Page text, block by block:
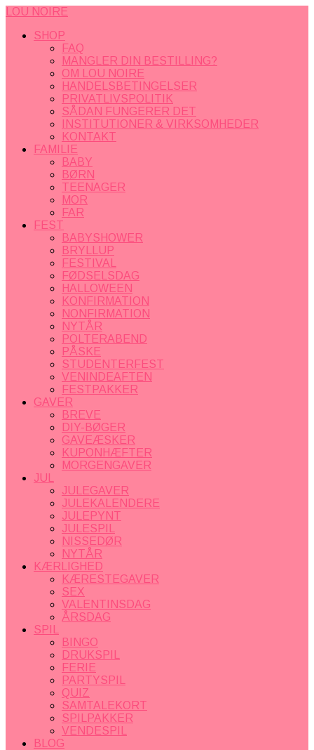
LOU NOIRE
SHOP
FAQ
MANGLER DIN BESTILLING?
OM LOU NOIRE
HANDELSBETINGELSER
PRIVATLIVSPOLITIK
SÅDAN FUNGERER DET
INSTITUTIONER & VIRKSOMHEDER
KONTAKT
FAMILIE
BABY
BØRN
TEENAGER
MOR
FAR
FEST
BABYSHOWER
BRYLLUP
FESTIVAL
FØDSELSDAG
HALLOWEEN
KONFIRMATION
NONFIRMATION
NYTÅR
POLTERABEND
PÅSKE
STUDENTERFEST
VENINDEAFTEN
FESTPAKKER
GAVER
BREVE
DIY-BØGER
GAVEÆSKER
KUPONHÆFTER
MORGENGAVER
JUL
JULEGAVER
JULEKALENDERE
JULEPYNT
JULESPIL
NISSEDØR
NYTÅR
KÆRLIGHED
KÆRESTEGAVER
SEX
VALENTINSDAG
ÅRSDAG
SPIL
BINGO
DRUKSPIL
FERIE
PARTYSPIL
QUIZ
SAMTALEKORT
SPILPAKKER
VENDESPIL
BLOG